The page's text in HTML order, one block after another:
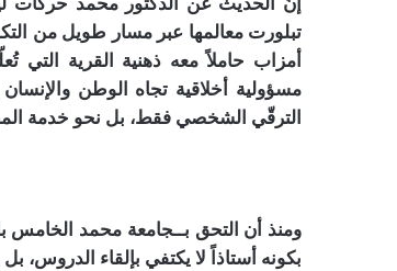
تبلورت معالمها عبر مسار طويل من
أمزاب حاملاً معه ذهنية القرية التي
مسؤولية أخلاقية تجاه الوطن
الترقّي الشخصي فقط، بل نحو خدمة
ومنذ أن التحق بــجامعة محمد الخامس
بكونه أستاذاً لا يكتفي بإلقاء الدروس،